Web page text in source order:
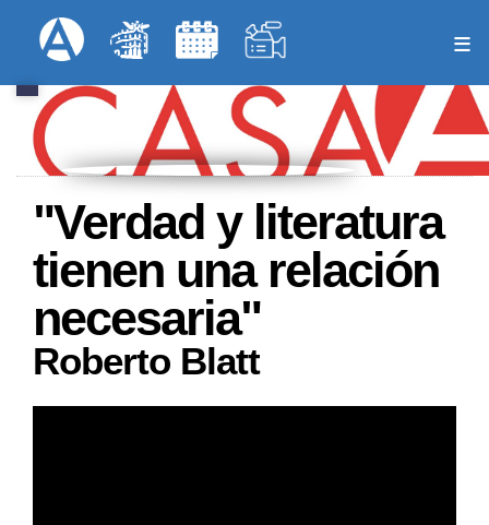
al
principal
Menú Superior
"Verdad y literatura
tienen una relación
necesaria"
Roberto Blatt